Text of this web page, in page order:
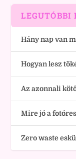
LEGUTÓBBI
Hány nap van
Hogyan lesz
Az azonnali
Mire jó a
Zero waste